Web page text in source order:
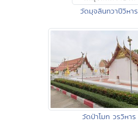
วัดมุจลินทวาปีวิหาร
วัดป่าโมก วรวิหาร